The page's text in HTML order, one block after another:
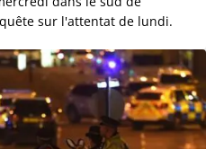
sur l'attentat de lundi.